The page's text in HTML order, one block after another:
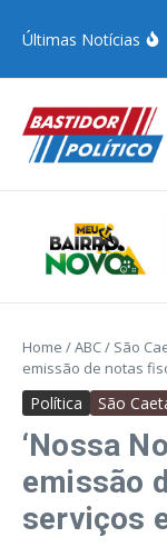
Últimas Notícias
Santo André
Home /ABC/ São
emissão de notas
Política São
‘Nossa
emissão
serviços